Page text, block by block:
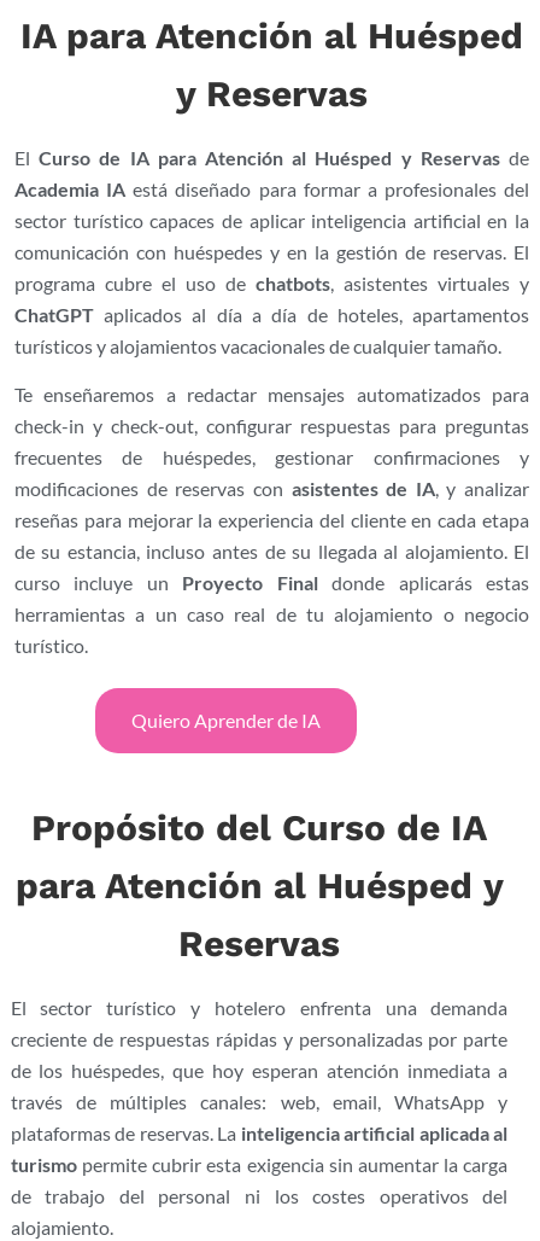
IA para Atención al Huésped
y Reservas
ElCurso de IA para Atención al Huésped y Reservasde
Academia IA estádiseñado para formar a profesionales del
sector turísticocapaces de aplicar inteligencia artificial en la
comunicación con huéspedes y en la gestión de reservas. El
programa cubre el uso dechatbots ,asistentes virtuales y
ChatGPTaplicados al día a día de hoteles, apartamentos
turísticos y alojamientosvacacionales de cualquier tamaño.
Te enseñaremos a redactar mensajes automatizados para
check-in y check-out, configurar respuestas para preguntas
frecuentes de huéspedes, gestionar confirmaciones y
modificaciones de reservas con asistentes de IA, y analizar
reseñas para mejorar laexperiencia del cliente en cadaetapa
de su estancia, incluso antes de su llegada al alojamiento. El
curso incluye un Proyecto Finaldonde aplicarásestas
herramientas a un caso real de tu alojamiento o negocio
turístico.
Quiero Aprender de IA
Propósito del Curso de IA
para Atención al Huésped y
Reservas
El sector turísticoy hotelero enfrenta unademanda
creciente de respuestas rápidas y personalizadas por parte
de los huéspedes, que hoy esperan atención inmediata a
través de múltiples canales: web, email,WhatsApp y
plataformas de reservas. La inteligencia artificial aplicada al
turismopermite cubrir esta exigencia sin aumentar lacarga
de trabajo del personal ni los costes operativos del
alojamiento.